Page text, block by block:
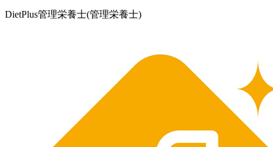
DietPlus管理栄養士(管理栄養士)